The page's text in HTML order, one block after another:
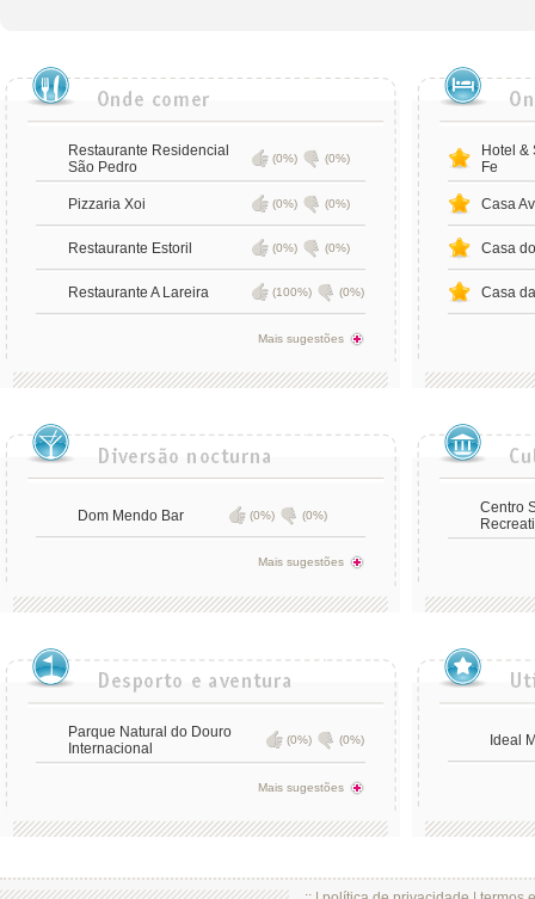
Restaurante Residencial
São Pedro
(0%) (0%)
Pizzaria Xoi (0%) (0%)
Restaurante Estoril (0%) (0%)
Restaurante A Lareira (100%) (0%)
Mais sugestões
Hotel &
Fe
Casa
Casa
Casa
Dom Mendo Bar (0%) (0%)
Mais sugestões
Centro
Parque Natural do Douro
Internacional
(0%) (0%)
Mais sugestões
Ideal